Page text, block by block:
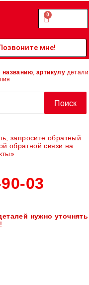
0.00
0
Cart
мне!
названию артикулу детали
Поиск
запросите обратный
обратной связи на
03
нужно уточнять